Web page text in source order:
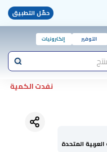
حمّل التطبيق
التوفير إلكترونيات
نفدت الكمية
العربية المتحدة